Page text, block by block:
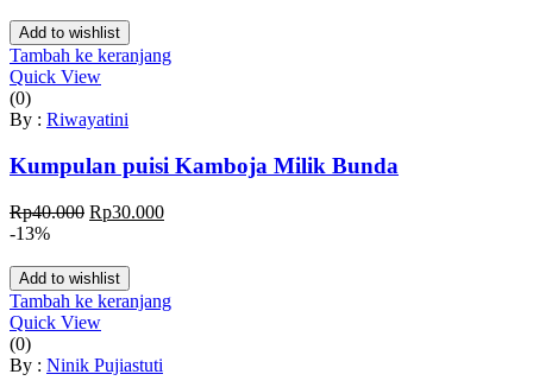
Rp40.000.
Rp35.000.
Add to wishlist
Tambah ke keranjang
Quick View
(0)
By : Riwayatini
Kumpulan puisi Kamboja Milik Bunda
Rp40.000 Harga
Rp40.000.
Rp30.000Harga
Rp30.000.
-13%
Add to wishlist
Tambah ke keranjang
Quick View
(0)
By : Ninik Pujiastuti